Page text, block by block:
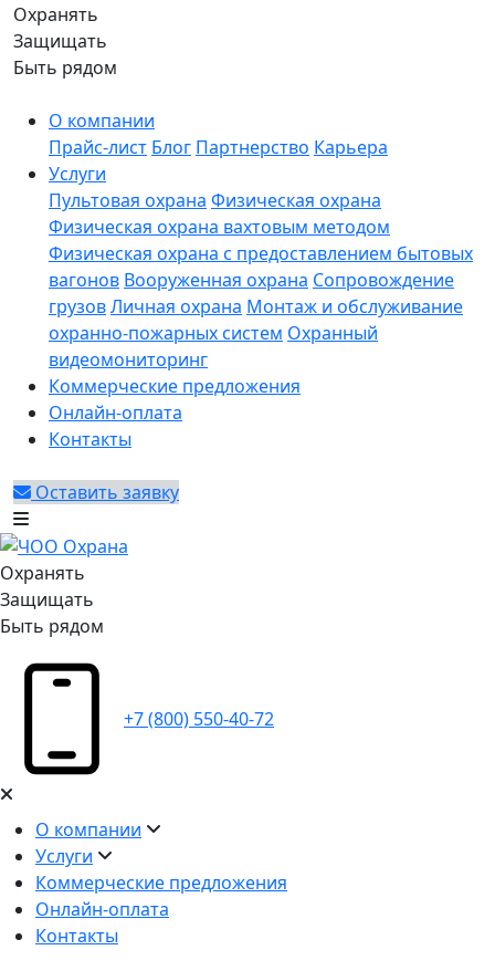
Охранять
Защищать
Быть рядом
О компании
Прайс-лист Блог Партнерство Карьера
Услуги
Пультовая охрана Физическая охрана
Физическая охрана вахтовым методом
Физическая охрана с предоставлением бытовых
вагонов Вооруженная охрана Сопровождение
грузовЛичная охрана Монтаж и обслуживание
охранно-пожарных систем Охранный
видеомониторинг
Коммерческие предложения
Онлайн-оплата
Контакты
Оставить заявку
Охранять
Защищать
Быть рядом
+7 (800) 550-40-72
О компании
Услуги
Коммерческие предложения
Онлайн-оплата
Контакты